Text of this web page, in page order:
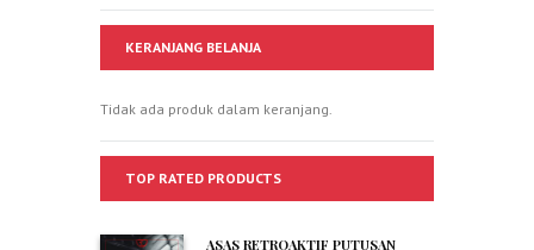
KERANJANG BELANJA
Tidak ada produk dalam keranjang.
TOP RATED PRODUCTS
ASAS RETROAKTIF PUTUSAN